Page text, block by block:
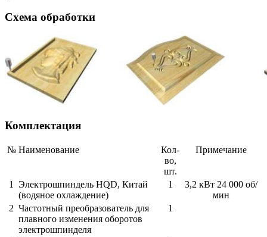
Схема обработки
Комплектация
№ Наименование
Кол-
во,
шт.
Примечание
1 Электрошпиндель HQD, Китай
(водяное охлаждение)
1
3,2 кВт 24 000 об/
мин
2 Частотный преобразователь для
плавного изменения оборотов
электрошпинделя
1